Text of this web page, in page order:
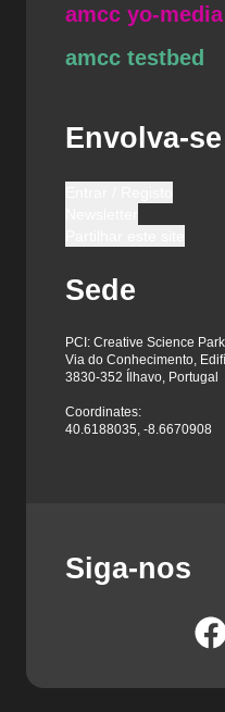
amcc yo-media
amcc testbed
Envolva-se
Sede
PCI: Creative Science
Via do Conhecimento,
3830-352 Ílhavo, Portugal
Coordinates:
40.6188035, -8.6670908
Siga-nos